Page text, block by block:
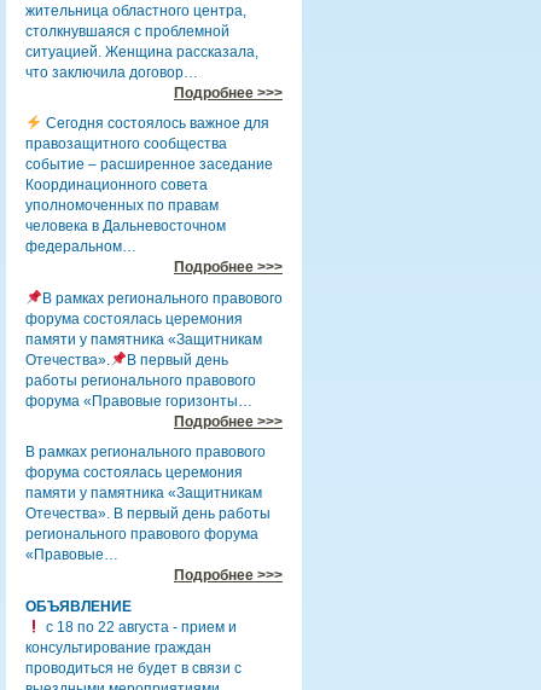
жительница областного центра,
столкнувшаяся с проблемной
ситуацией. Женщина рассказала,
что заключила договор…
Подробнее >>>
Сегодня состоялось важное для
правозащитного сообщества
событие – расширенное заседание
Координационного совета
уполномоченных по правам
человека в Дальневосточном
федеральном…
Подробнее >>>
В рамках регионального правового
форума состоялась церемония
памяти у памятника «Защитникам
Отечества».
В первый день
работы регионального правового
форума «Правовые горизонты…
Подробнее >>>
В рамках регионального правового
форума состоялась церемония
памяти у памятника «Защитникам
Отечества». В первый день работы
регионального правового форума
«Правовые…
Подробнее >>>
ОБЪЯВЛЕНИЕ
с 18 по 22 августа - прием и
консультирование граждан
проводиться не будет в связи с